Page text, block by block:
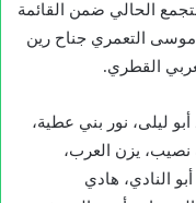
الحالي ضمن القائمة
في مقدمتهم موسى التعمري جناح رين
القطري.
ليلى، نور بني عطية،
نصيب، يزن العرب،
النادي، هادي